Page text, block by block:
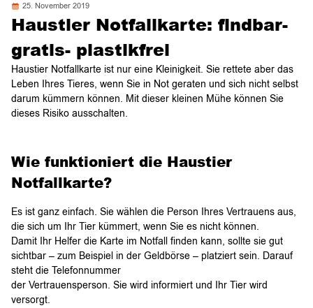
25. November 2019
Haustier Notfallkarte: findbar-
gratis- plastikfrei
Haustier Notfallkarte ist nur eine Kleinigkeit. Sie rettete aber das
Leben Ihres Tieres, wenn Sie in Not geraten und sich nicht selbst
darum kümmern können. Mit dieser kleinen Mühe können Sie
dieses Risiko ausschalten.
Wie funktioniert die Haustier
Notfallkarte?
Es ist ganz einfach. Sie wählen die Person Ihres Vertrauens aus,
die sich um Ihr Tier kümmert, wenn Sie es nicht können.
Damit Ihr Helfer die Karte im Notfall finden kann, sollte sie gut
sichtbar – zum Beispiel in der Geldbörse – platziert sein. Darauf
steht die Telefonnummer
der Vertrauensperson. Sie wird informiert und Ihr Tier wird
versorgt.